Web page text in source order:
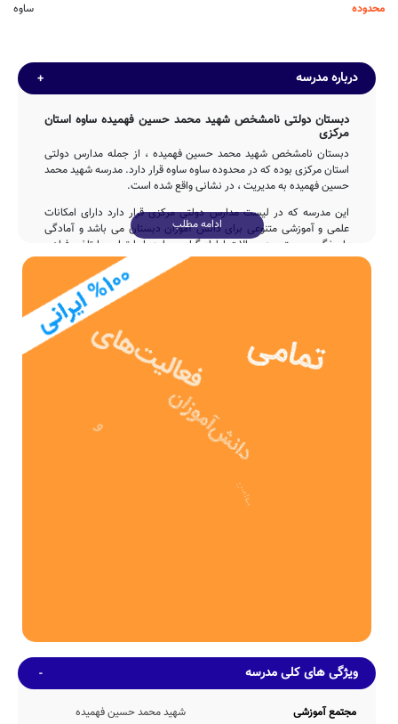
محدوده
ساوه
درباره مدرسه
دبستان دولتی نامشخص شهید محمد حسین فهمیده ساوه استان
مرکزی
دبستان نامشخص شهید محمد حسین فهمیده ، از جمله مدارس دولتی
استان مرکزی بوده که در محدوده ساوه ساوه قرار دارد. مدرسه شهید محمد
حسین فهمیده به مدیریت ، در نشانی واقع شده است.
این مدرسه که در لیست مدارس دولتی مرکزی قرار دارد دارای امکانات
علمی و آموزشی متنوعی برای دانش آموزان دبستان می باشد و آمادگی
پاسخگویی مستمر به سوالات اولیاء گرامی ساوه را با تماس با تلفن فراهم
نموده است.
مدرسه نامشخص شهید محمد حسین فهمیده با مشارکت و تلاش بی وقفه
ی وزارت آموزش و پرورش پس از 2ساله در سال 1354 وارد چرخه آموزشی
کشور شده و پذیرای فرزندان این مرز و بوم بوده است.
فضای آموزشی و همچنین 313 مترمربع حیاط سرباز و دارای امکانات
کلاس آموزشی مجموعاً 24 کلاس آموزشی) حضور دارند. ضمناً صندلی های
دانش آموزان در این مدرسه از نوع تک نفره می باشد.
بهداشتی، می باشد.
ضمناً با عنایت به عدم اعلام دقیق اطلاعات مدرسه نامشخص شهید محمد
حسین فهمیده توسط مدیریت این مدرسه، اطلاعات دقیقی مبنی بر وجود و
یا عدم وجود امکانات رفاهی اتاق بهداشت، کارگاه هنرهای تجسمی، سالن
غذاخوری، کف پوش حیاط، اتاق بازی، سالن مطالعه، سالن آمفی تئاتر،
ادامه مطلب
ویژگی های کلی مدرسه
مجتمع آموزشی شهید محمد حسین فهمیده